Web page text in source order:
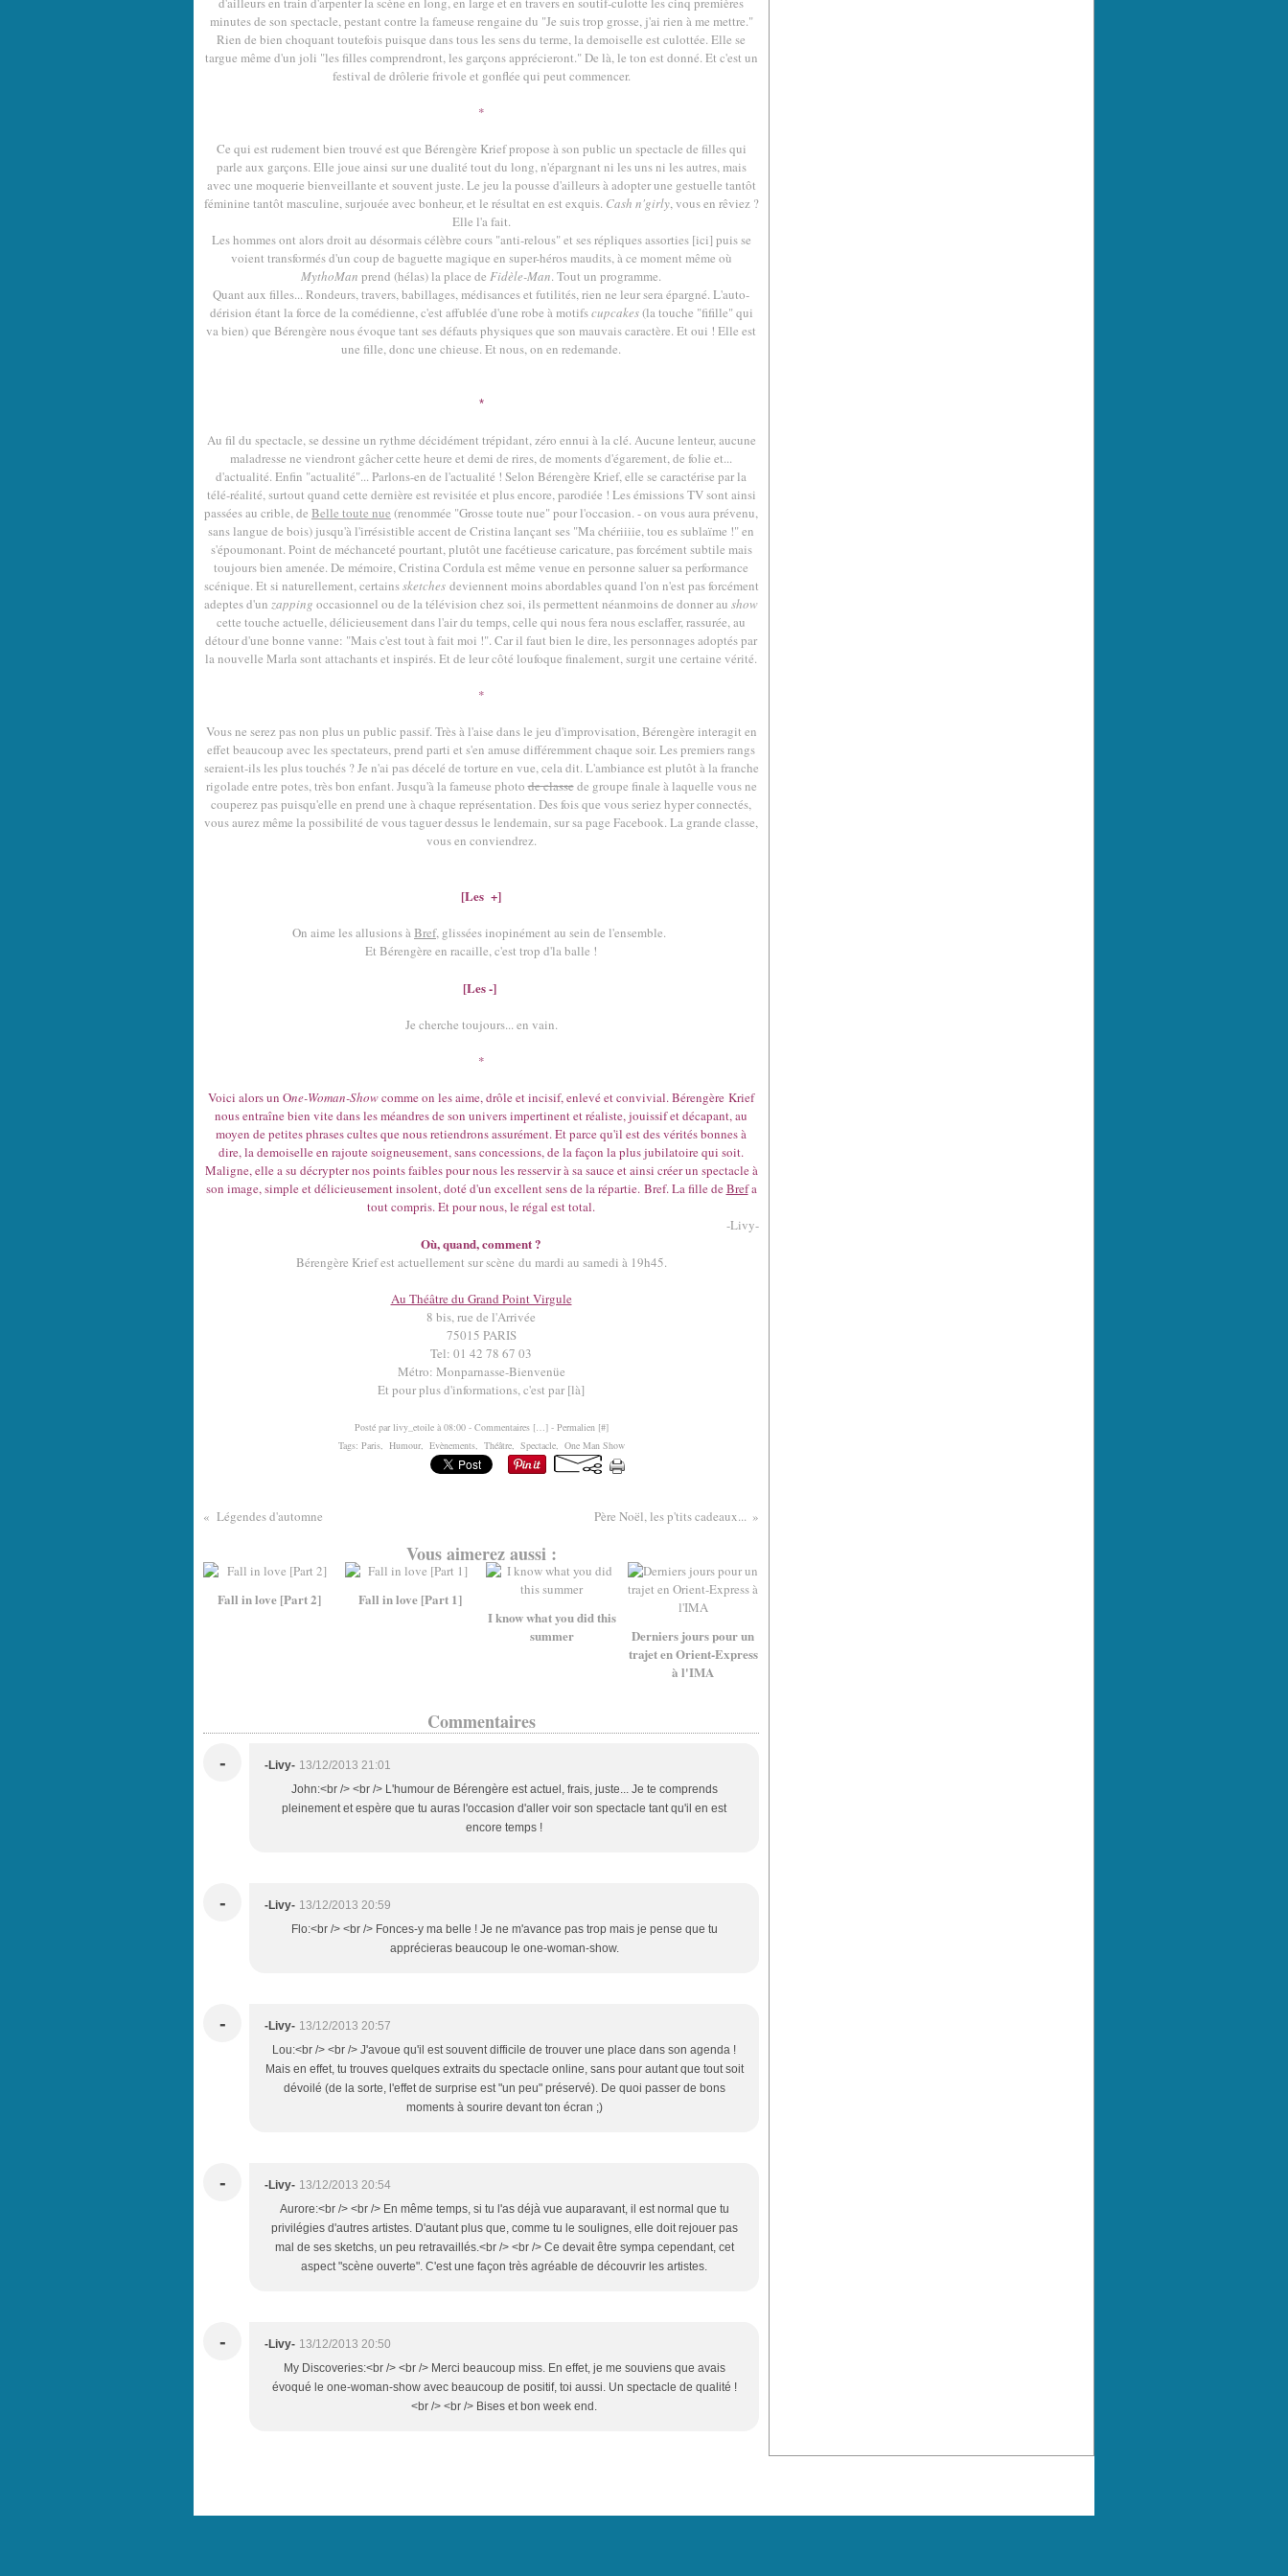
minutes de son spectacle, pestant contre la fameuse rengaine du "Je suis trop grosse, j'ai rien à me mettre."
Rien de bien choquant toutefois puisque dans tous les sens du terme, la demoiselle est culottée. Elle se
targue même d'un joli "les filles comprendront, les garçons apprécieront." De là, le ton est donné. Et c'est un
festival de drôlerie frivole et gonflée qui peut commencer.
*
Ce qui est rudement bien trouvé est que Bérengère Krief propose à son public un spectacle de filles qui
parle aux garçons. Elle joue ainsi sur une dualité tout du long, n'épargnant ni les uns ni les autres, mais
avec une moquerie bienveillante et souvent juste. Le jeu la pousse d'ailleurs à adopter une gestuelle tantôt
féminine tantôt masculine, surjouée avec bonheur, et le résultat en est exquis. Cash n'girly, vous en rêviez ?
Elle l'a fait.
Les hommes ont alors droit au désormais célèbre cours "anti-relous" et ses répliques assorties [ici] puis se
voient transformés d'un coup de baguette magique en super-héros maudits, à ce moment même où
MythoMan prend (hélas) la place de Fidèle-Man. Tout un programme.
Quant aux filles... Rondeurs, travers, babillages, médisances et futilités, rien ne leur sera épargné. L'auto-
dérision étant la force de la comédienne, c'est affublée d'une robe à motifscupcakes(la touche "fifille" qui
va bien) que Bérengère nous évoque tant ses défauts physiques que son mauvais caractère. Et oui ! Elle est
une fille, donc une chieuse. Et nous, on en redemande.
*
Au fil du spectacle, se dessine un rythme décidément trépidant, zéro ennui à la clé. Aucune lenteur, aucune
maladresse ne viendront gâcher cette heure et demi de rires, de moments d'égarement, de folie et...
d'actualité. Enfin "actualité"... Parlons-en de l'actualité ! Selon Bérengère Krief, elle se caractérise par la
télé-réalité, surtout quand cette dernière est revisitée et plus encore, parodiée ! Les émissions TV sont ainsi
passées au crible, de Belle toute nue (renommée "Grosse toute nue" pour l'occasion. - on vous aura prévenu,
sans langue de bois) jusqu'à l'irrésistible accent de Cristina lançant ses "Ma chériiiie, tou es sublaïme !" en
s'époumonant. Point de méchanceté pourtant, plutôt une facétieuse caricature, pas forcément subtile mais
toujours bien amenée. De mémoire, Cristina Cordula est même venue en personne saluer sa performance
scénique. Et si naturellement, certainssketchesdeviennent moins abordables quand l'on n'est pas forcément
adeptes d'un zapping occasionnel ou de la télévision chez soi, ils permettent néanmoins de donner au show
cette touche actuelle, délicieusement dans l'air du temps, celle qui nous fera nous esclaffer, rassurée, au
détour d'une bonne vanne: "Mais c'est tout à fait moi !". Car il faut bien le dire, les personnages adoptés par
la nouvelle Marla sont attachants et inspirés. Et de leur côté loufoque finalement, surgit une certaine vérité.
*
Vous ne serez pas non plus un public passif. Très à l'aise dans le jeu d'improvisation, Bérengère interagit en
effet beaucoup avec les spectateurs, prend parti et s'en amuse différemment chaque soir. Les premiers rangs
seraient-ils les plus touchés ? Je n'ai pas décelé de torture en vue, cela dit. L'ambiance est plutôt à la franche
rigolade entre potes, très bon enfant. Jusqu'à la fameuse photode classede groupe finale à laquelle vous ne
couperez pas puisqu'elle en prend une à chaque représentation. Des fois que vous seriez hyper connectés,
vous aurez même la possibilité de vous taguer dessus le lendemain, sur sa page Facebook. La grande classe,
vous en conviendrez.
[Les +]
On aime les allusions àBref, glissées inopinément au sein de l'ensemble.
Et Bérengère en racaille, c'est trop d'la balle !
[Les -]
Je cherche toujours... en vain.
*
Voici alors un One-Woman-Showcomme on les aime, drôle et incisif, enlevé et convivial. Bérengère Krief
nous entraîne bien vite dans les méandres de son univers impertinent et réaliste, jouissif et décapant, au
moyen de petites phrases cultes que nous retiendrons assurément. Et parce qu'il est des vérités bonnes à
dire, la demoiselle en rajoute soigneusement, sans concessions, de la façon la plus jubilatoire qui soit.
Maligne, elle a su décrypter nos points faibles pour nous les resservir à sa sauce et ainsi créer un spectacle à
son image, simple et délicieusement insolent, doté d'un excellent sens de la répartie. Bref. La fille deBrefa
tout compris. Et pour nous, le régal est total.
-Livy-
Où, quand, comment ?
Bérengère Krief est actuellement sur scène du mardi au samedi à 19h45.
Au Théâtre du Grand Point Virgule
8 bis, rue de l'Arrivée
75015 PARIS
Tel: 01 42 78 67 03
Métro: Monparnasse-Bienvenüe
Et pour plus d'informations, c'est par [là]
Posté par livy_etoile à 08:00 - Commentaires […]- Permalien [#]
Tags: Paris, Humour, Evènements, Théâtre, Spectacle, One Man Show
Légendes d'automne Père Noël, les p'tits cadeaux...
Vous aimerez aussi :
Fall in love [Part 2]
Fall in love [Part 1]
I know what you did this
summer
Derniers jours pour un
trajet en Orient-Express
à l'IMA
Commentaires
- -Livy- 13/12/2013 21:01
John:<br /> <br /> L'humour de Bérengère est actuel, frais, juste... Je te comprends
pleinement et espère que tu auras l'occasion d'aller voir son spectacle tant qu'il en est
encore temps !
- -Livy- 13/12/2013 20:59
Flo:<br /> <br /> Fonces-y ma belle ! Je ne m'avance pas trop mais je pense que tu
apprécieras beaucoup le one-woman-show.
- -Livy- 13/12/2013 20:57
Lou:<br /> <br /> J'avoue qu'il est souvent difficile de trouver une place dans son agenda !
Mais en effet, tu trouves quelques extraits du spectacle online, sans pour autant que tout soit
dévoilé (de la sorte, l'effet de surprise est "un peu" préservé). De quoi passer de bons
moments à sourire devant ton écran ;)
- -Livy- 13/12/2013 20:54
Aurore:<br /> <br /> En même temps, si tu l'as déjà vue auparavant, il est normal que tu
privilégies d'autres artistes. D'autant plus que, comme tu le soulignes, elle doit rejouer pas
mal de ses sketchs, un peu retravaillés.<br /> <br /> Ce devait être sympa cependant, cet
aspect "scène ouverte". C'est une façon très agréable de découvrir les artistes.
- -Livy- 13/12/2013 20:50
My Discoveries:<br /> <br /> Merci beaucoup miss. En effet, je me souviens que avais
évoqué le one-woman-show avec beaucoup de positif, toi aussi. Un spectacle de qualité !
<br /> <br /> Bises et bon week end.